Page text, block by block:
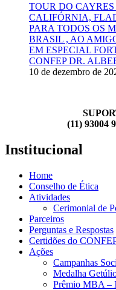
TOUR DO
CALIFÓRNIA,
PARA TODOS OS
BRASIL , AO
EM ESPECIAL
CONFEP DR.
10 de dezembro de
(11) 93004
Institucional
Home
Conselho de Ética
Atividades
Cerimonial de
Parceiros
Perguntas e Respostas
Certidões do
Ações
Campanhas
Medalha
Prêmio MBA –